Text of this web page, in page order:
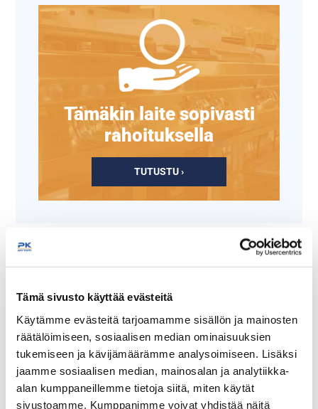
Tämä sivusto käyttää evästeitä
Käytämme evästeitä tarjoamamme sisällön ja mainosten
räätälöimiseen, sosiaalisen median ominaisuuksien
tukemiseen ja kävijämäärämme analysoimiseen. Lisäksi
jaamme sosiaalisen median, mainosalan ja analytiikka-
alan kumppaneillemme tietoja siitä, miten käytät
sivustoamme. Kumppanimme voivat yhdistää näitä
Tämäkin laite sopivasti
rahoituksella
TUTUSTU ›
Vihannesleikkurin
kuutioterä D10x10
Vihannesleikkurin
kaareva viipaleterä S1